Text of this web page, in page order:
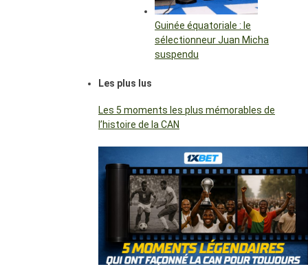
Guinée équatoriale : le
sélectionneur Juan Micha
suspendu
Les plus lus
Les 5 moments les plus mémorables de
l’histoire de la CAN